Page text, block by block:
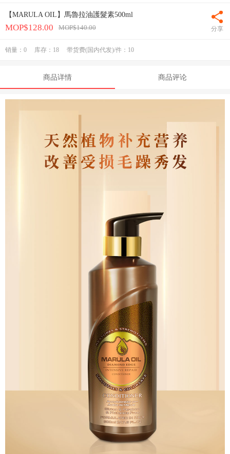
【MARULA OIL】馬魯拉油護髮素500ml
MOP$128.00 MOP$140.00

分享
销量： 0 库存： 18 带货费(国内代发)/件：10
商品详情 商品评论